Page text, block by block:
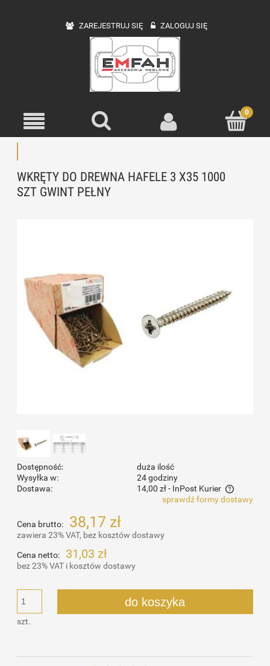
ZAREJESTRUJ SIĘ ZALOGUJ SIĘ
WKRĘTY DO DREWNA HAFELE 3 X35 1000
SZT GWINT PEŁNY
Dostępność:
duża ilość
Wysyłka w:
24 godziny
Dostawa:
14,00 zł- InPost Kurier
Cena nie zawiera ewentualnych kosztów płatnościsprawdź formy dostawy
Cena brutto: 38,17 zł
zawiera 23% VAT, bez kosztów dostawy
Cena netto: 31,03 zł
bez 23% VAT i kosztów dostawy
szt.
do koszyka